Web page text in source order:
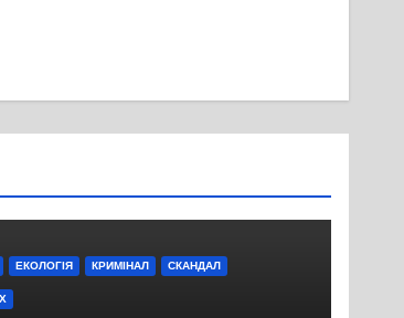
ЕКОЛОГІЯ КРИМІНАЛ СКАНДАЛ